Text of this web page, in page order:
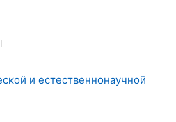
и естественнонаучной